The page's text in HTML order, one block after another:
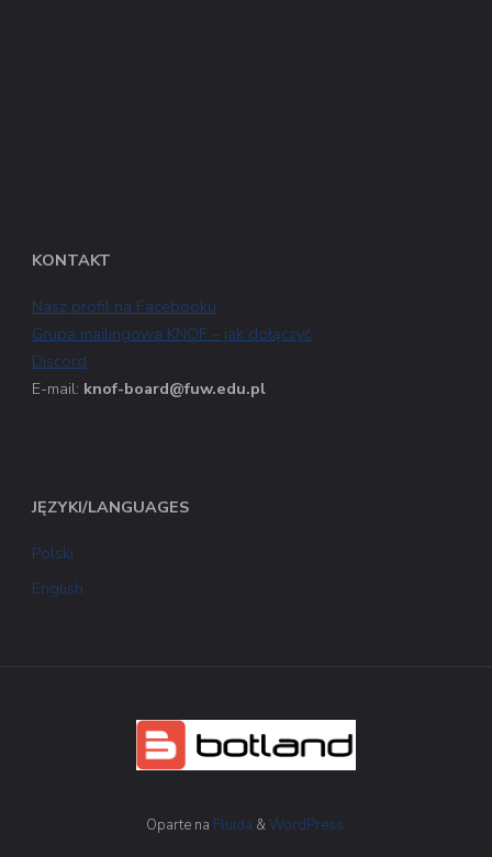
KONTAKT
Nasz profil na Facebooku
Grupa mailingowa KNOF – jak dołączyć
Discord
E-mail: knof-board@fuw.edu.pl
JĘZYKI/LANGUAGES
Polski
English
Oparte na Fluida &WordPress.